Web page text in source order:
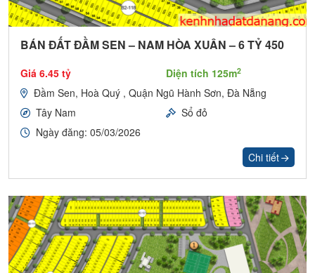
BÁN ĐẤT ĐẦM SEN – NAM HÒA XUÂN – 6 TỶ 450
Giá 6.45 tỷ Diện tích 125m2
Đầm Sen, Hoà Quý , Quận Ngũ Hành Sơn, Đà Nẵng
Tây Nam
Sổ đỏ
Ngày đăng: 05/03/2026
Chi tiết